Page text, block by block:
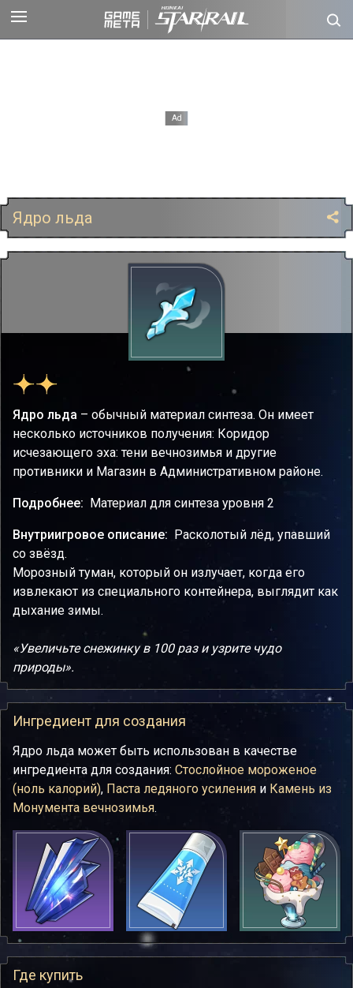
Ядро льда
Ядро льда – обычный материал синтеза. Он имеет
несколько источников получения: Коридор
исчезающего эха: тени вечнозимья и другие
противники и Магазин в Административном районе.
Подробнее: Материал для синтеза уровня 2
Внутриигровое описание: Расколотый лёд, упавший
со звёзд.
Морозный туман, который он излучает, когда его
извлекают из специального контейнера, выглядит как
дыхание зимы.
«Увеличьте снежинку в 100 раз и узрите чудо
природы».
Ингредиент для создания
Ядро льда может быть использован в качестве
ингредиента для создания: Стослойное мороженое
(ноль калорий), Паста ледяного усиления и Камень из
Монумента вечнозимья.
Где купить